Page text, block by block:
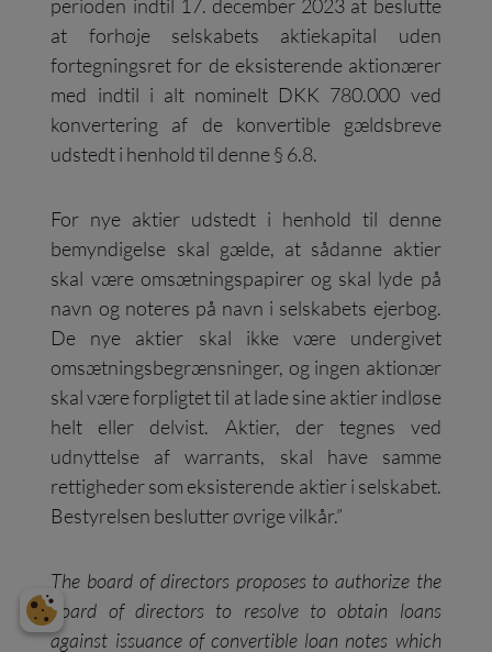
perioden indtil 17. december 2023 at beslutte
at forhøje selskabets aktiekapital uden
fortegningsret for de eksisterende aktionærer
med indtil i alt nominelt DKK 780.000 ved
konvertering af de konvertible gældsbreve
udstedt i henhold til denne § 6.8.
For nye aktier udstedt i henhold til denne
bemyndigelse skal gælde, at sådanne aktier
skal være omsætningspapirer og skal lyde på
navn og noteres på navn i selskabets ejerbog.
De nye aktier skal ikke være undergivet
omsætningsbegrænsninger, og ingen aktionær
skal være forpligtet til at lade sine aktier indløse
helt eller delvist. Aktier, der tegnes ved
udnyttelse af warrants, skal have samme
rettigheder som eksisterende aktier i selskabet.
Bestyrelsen beslutter øvrige vilkår.”
The board of directors proposes to authorize the
board of directors to resolve to obtain loans
against issuance of convertible loan notes which